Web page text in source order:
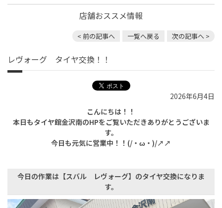
店舗おススメ情報
< 前の記事へ 一覧へ戻る 次の記事へ >
レヴォーグ タイヤ交換！！
2026年6月4日
こんにちは！！
本日もタイヤ館金沢南のHPをご覧いただきありがとうございま
す。
今日も元気に営業中！！(/・ω・)/↗↗
今日の作業は【スバル レヴォーグ】のタイヤ交換になりま
す。